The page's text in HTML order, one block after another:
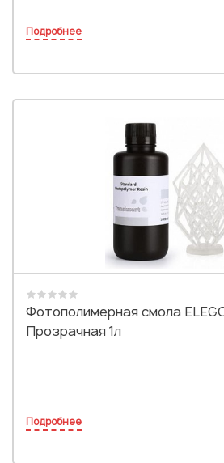
Подробнее
Фотополимерная смола
Прозрачная 1л
Подробнее